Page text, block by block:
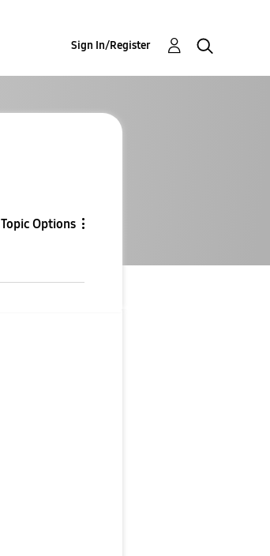
Sign In/Register
Topic Options